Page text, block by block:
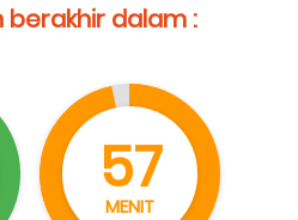
berakhir dalam :
57
MENIT